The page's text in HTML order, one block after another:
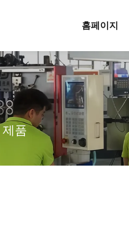
홈페이지
제품